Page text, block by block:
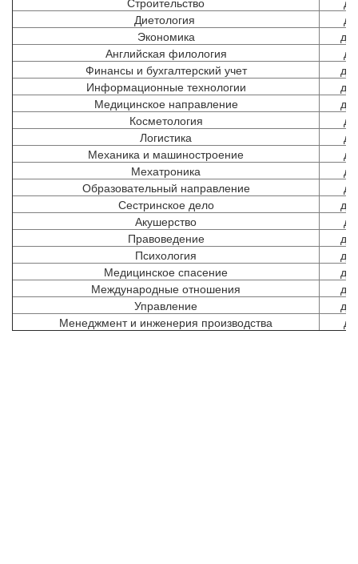
Диетология
Экономика
до
Английская филология
Финансы и бухгалтерский учет
до
Информационные технологии
до
Медицинское направление
до
Косметология
Логистика
Механика и машиностроение
Мехатроника
Образовательный направление
Сестринское дело
до
Акушерство
Правоведение
до
Психология
до
Медицинское спасение
до
Международные отношения
до
Управление
до
Менеджмент и инженерия производства